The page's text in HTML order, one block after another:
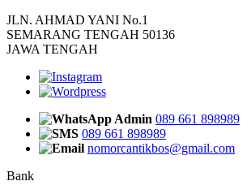
JLN. AHMAD YANI No.1
SEMARANG TENGAH 50136
JAWA TENGAH
Admin 089 661 898989
089 661 898989
nomorcantikbos@gmail.com
Bank